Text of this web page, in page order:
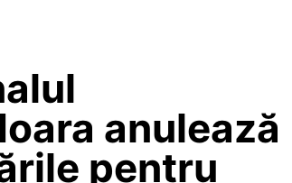
anulează
pentru